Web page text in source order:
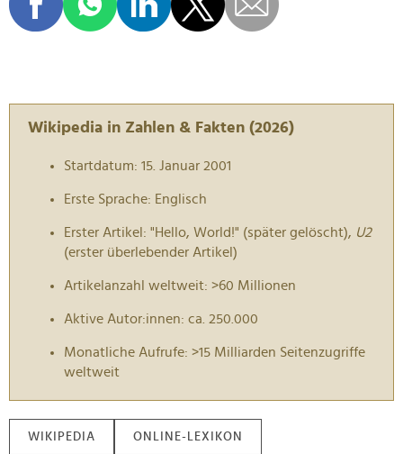
Wikipedia in Zahlen & Fakten (2026)
Startdatum: 15. Januar 2001
Erste Sprache: Englisch
Erster Artikel: "Hello, World!" (später gelöscht), U2
(erster überlebender Artikel)
Artikelanzahl weltweit: >60 Millionen
Aktive Autor:innen: ca. 250.000
Monatliche Aufrufe: >15 Milliarden Seitenzugriffe
weltweit
WIKIPEDIA ONLINE-LEXIKON